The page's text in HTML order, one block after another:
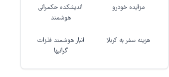
مزایده خودرو
اندیشکده حکمرانی
هوشمند
هزینه سفر به کربلا
انبار هوشمند فلزات
گرانبها